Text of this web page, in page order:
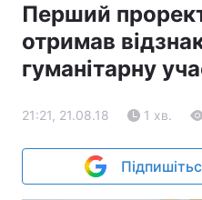
Перший
отримав
гуманітарну
21:21, 21.08.18 1 хв.